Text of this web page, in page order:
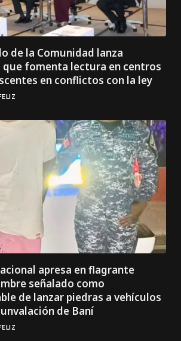
de la Comunidad lanza
que fomenta lectura en centros
en conflictos con la ley
apresa en flagrante
señalado como
de lanzar piedras a vehículos
de Baní